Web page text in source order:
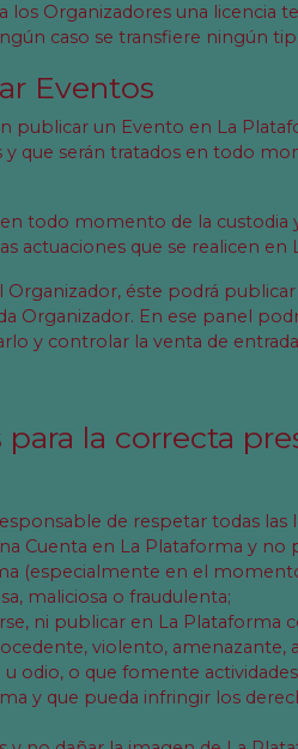
Organizadores una licencia
caso se transfiere ningún
Eventos
publicar un Evento en La
que serán tratados en todo
todo momento de la
actuaciones que se realicen
Organizador, éste podrá
Organizador. En ese panel
y controlar la venta de
para la correcta
de respetar todas
Cuenta en La Plataforma y
(especialmente en el
maliciosa o fraudulenta;
ni publicar en La Plataforma
violento, amenazante,
odio, o que fomente
y que pueda infringir los